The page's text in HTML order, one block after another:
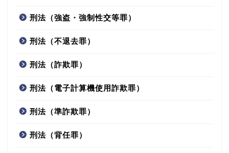
刑法（強盗・強制性交等罪）
刑法（不退去罪）
刑法（詐欺罪）
刑法（電子計算機使用詐欺罪）
刑法（準詐欺罪）
刑法（背任罪）